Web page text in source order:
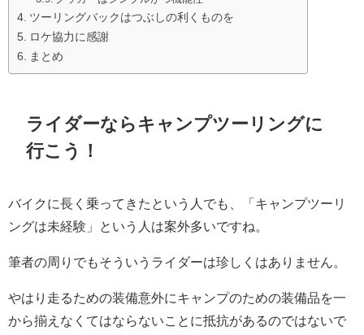
ツーリングバックはつぶしの利くものを
ロケ協力に感謝
まとめ
ライダーならキャンプツーリングに
行こう！
バイクに長く乗ってきたという人でも、「キャンプツーリ
ングは未経験」という人は案外多いですね。
筆者の周りでもそういうライダーは珍しくはありません。
やはり走るための装備意外にキャンプのための装備品を一
から揃えなくてはならないことに抵抗があるのではないで